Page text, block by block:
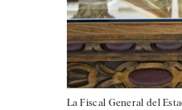
La Fiscal General del